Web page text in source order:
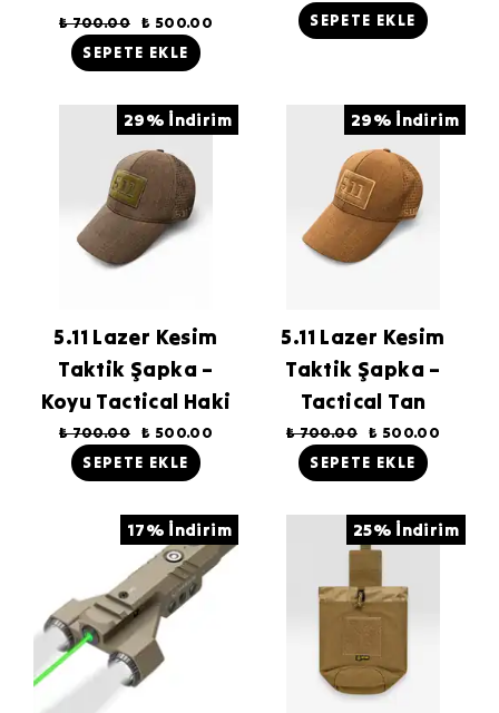
₺ 700.00 ₺ 500.00
SEPETE EKLE
SEPETE EKLE
29% İndirim
5.11 Lazer Kesim
Taktik Şapka –
Koyu Tactical Haki
₺ 700.00 ₺ 500.00
SEPETE EKLE
29% İndirim
5.11 Lazer Kesim
Taktik Şapka –
Tactical Tan
₺ 700.00 ₺ 500.00
SEPETE EKLE
17% İndirim 25% İndirim